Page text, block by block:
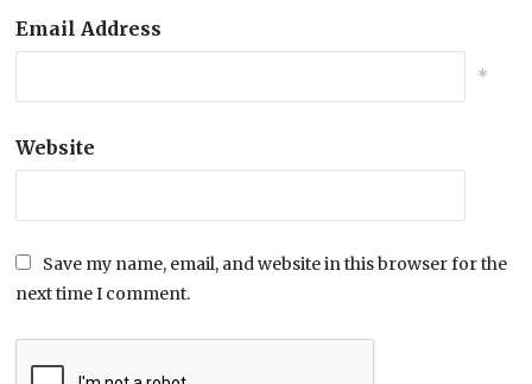
Email Address
*
Website
Save my name, email, and website in this browser for the
next time I comment.